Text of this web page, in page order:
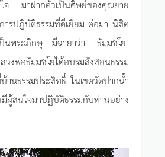
ใจ มาฝากตัวเป็นศิษย์ของคุณยาย
ารปฏิบัติธรรมที่ดีเยี่ยม ต่อมา นิสิต
นพระภิกษุ มีฉายาว่า "ธัมมชโย"
อธัมมชโยได้อบรมสั่งสอนธรรม
นธรรมประสิทธิ์ ในเขตวัดปากน้ำ
นใจมาปฏิบัติธรรมกับท่านอย่าง